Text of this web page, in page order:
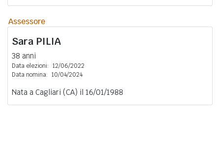
Assessore
Sara PILIA
38 anni
Data elezioni: 12/06/2022
Data nomina: 10/04/2024
Nata a Cagliari (CA) il 16/01/1988